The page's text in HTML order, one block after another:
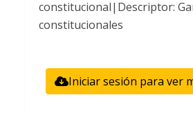
constitucional|Descriptor:
constitucionales
Iniciar sesión para ver